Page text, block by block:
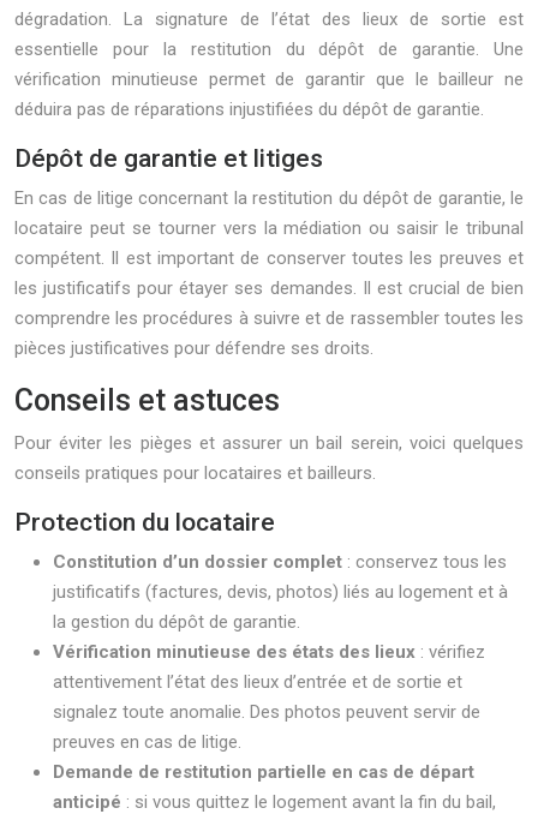
dégradation. La signature de l’état des lieux de sortie est
essentielle pour la restitution du dépôt de garantie. Une
vérification minutieuse permet de garantir que le bailleur ne
déduira pas de réparations injustifiées du dépôt de garantie.
Dépôt de garantie et litiges
En cas de litige concernant la restitution du dépôt de garantie, le
locataire peut se tourner vers la médiation ou saisir le tribunal
compétent. Il est important de conserver toutes les preuves et
les justificatifs pour étayer ses demandes. Il est crucial de bien
comprendre les procédures à suivre et de rassembler toutes les
pièces justificatives pour défendre ses droits.
Conseils et astuces
Pour éviter les pièges et assurer un bail serein, voici quelques
conseils pratiques pour locataires et bailleurs.
Protection du locataire
Constitution d’un dossier complet : conservez tous les
justificatifs (factures, devis, photos) liés au logement et à
la gestion du dépôt de garantie.
Vérification minutieuse des états des lieux : vérifiez
attentivement l’état des lieux d’entrée et de sortie et
signalez toute anomalie. Des photos peuvent servir de
preuves en cas de litige.
Demande de restitution partielle en cas de départ
anticipé : si vous quittez le logement avant la fin du bail,